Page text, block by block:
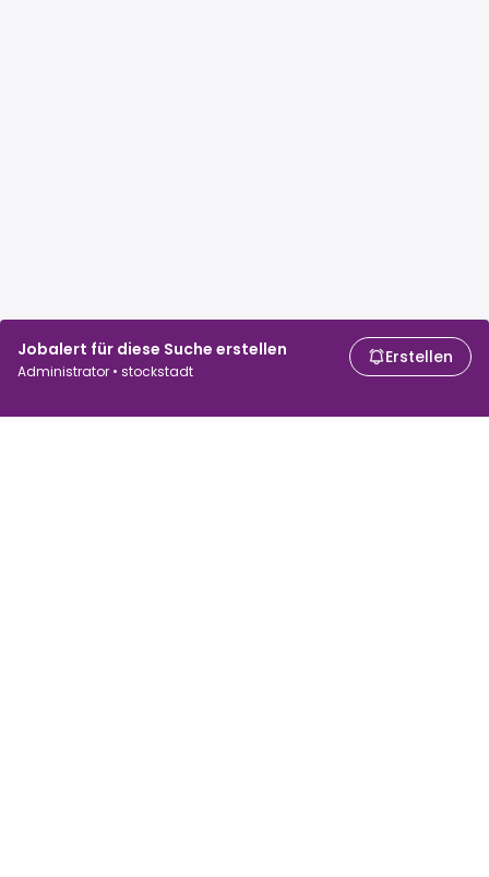
Jobalert für diese Suche erstellen
Administrator • stockstadt
Erstellen